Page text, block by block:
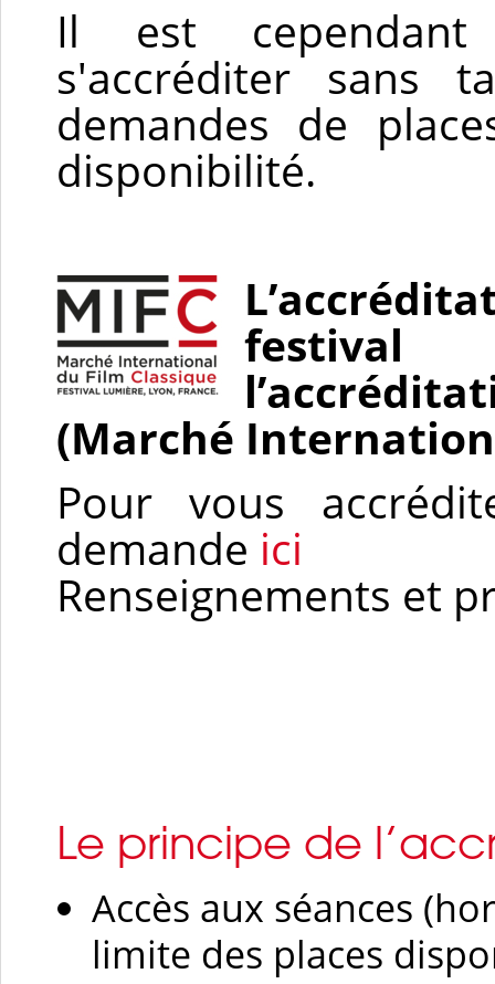
Il est cependant
s'accréditer sans
demandes de
disponibilité.
(Marché
Pour vous
demande ici
Renseignements et
Le principe de
Accès aux séances
limite des places